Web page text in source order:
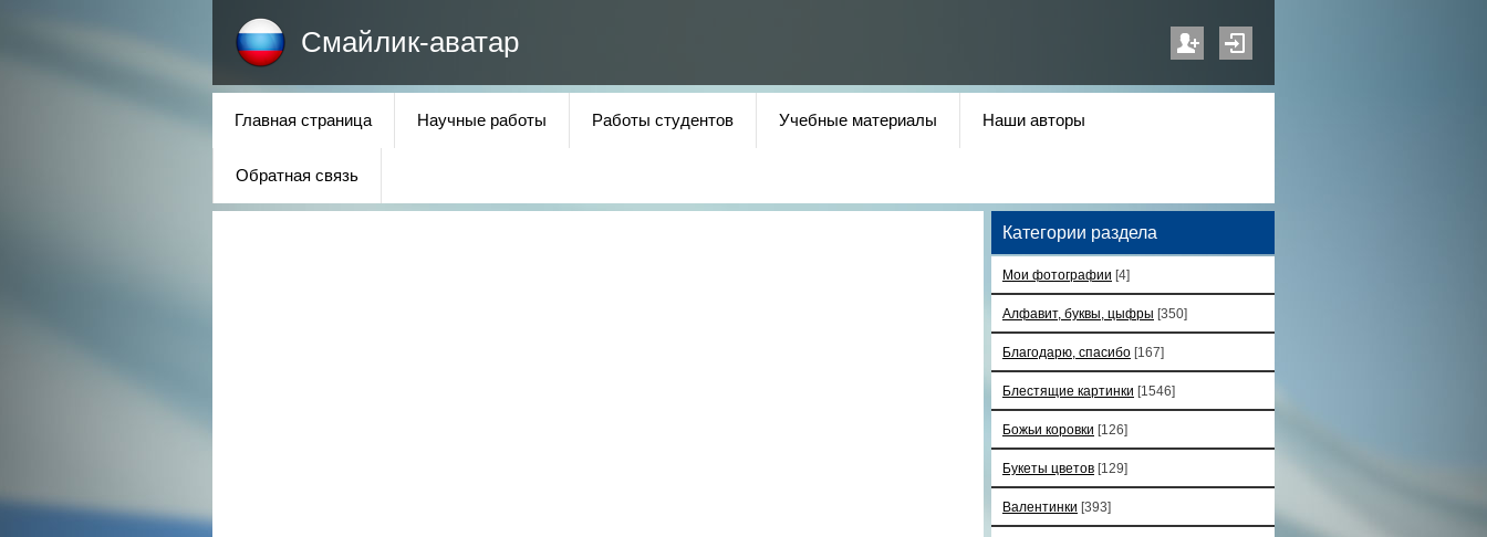
Смайлик-аватар
Главная страница Научные работы Работы студентов Учебные материалы Наши авторы
Обратная связь
Категории раздела
Мои фотографии [4]
Алфавит, буквы, цыфры [350]
Благодарю, спасибо [167]
Блестящие картинки [1546]
Божьи коровки [126]
Букеты цветов [129]
Валентинки [393]